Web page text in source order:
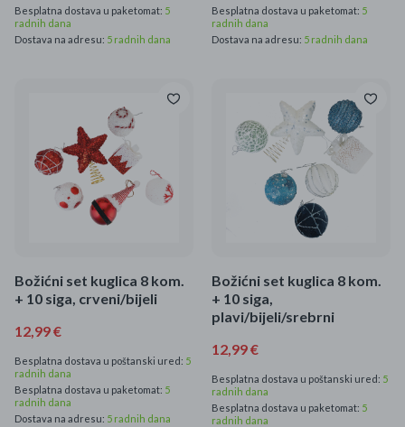
Besplatna dostava u paketomat: 5
radnih dana
Dostava na adresu: 5 radnih dana
Besplatna dostava u paketomat: 5
radnih dana
Dostava na adresu: 5 radnih dana
Božićni set kuglica 8 kom.
+ 10 siga, crveni/bijeli
12,99 €
Besplatna dostava u poštanski ured: 5
radnih dana
Besplatna dostava u paketomat: 5
radnih dana
Dostava na adresu: 5 radnih dana
Božićni set kuglica 8 kom.
+ 10 siga,
plavi/bijeli/srebrni
12,99 €
Besplatna dostava u poštanski ured: 5
radnih dana
Besplatna dostava u paketomat: 5
radnih dana